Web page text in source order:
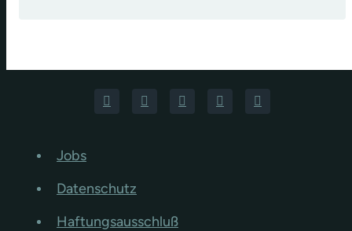
Jobs
Datenschutz
Haftungsausschluß